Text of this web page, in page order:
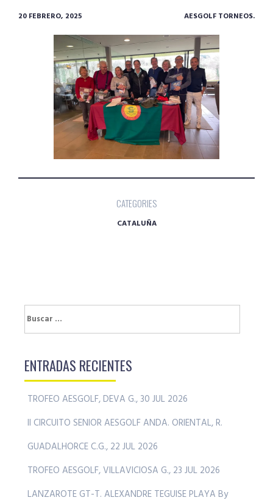
20 FEBRERO, 2025 AESGOLF TORNEOS.
CATEGORIES
CATALUÑA
Buscar:
ENTRADAS RECIENTES
TROFEO AESGOLF, DEVA G., 30 JUL 2026
II CIRCUITO SENIOR AESGOLF ANDA. ORIENTAL, R.
GUADALHORCE C.G., 22 JUL 2026
TROFEO AESGOLF, VILLAVICIOSA G., 23 JUL 2026
LANZAROTE GT-T. ALEXANDRE TEGUISE PLAYA By